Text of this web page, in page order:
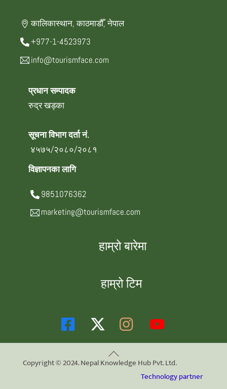
कालिकास्थान, काठमाडौँ, नेपाल
+977-1-4523973
info@tourismface.com
प्रधान सम्पादक
रुद्र खड्का
सूचना विभाग दर्ता नं.
४५७५/२०८०/२०८१
विज्ञापनका लागि
9851076362
marketing@tourismface.com
हाम्रो बारेमा
हाम्रो टिम
Back
To
Copyright © 2024. Nepal Knowledge Hub Pvt. Ltd.
Technology partner